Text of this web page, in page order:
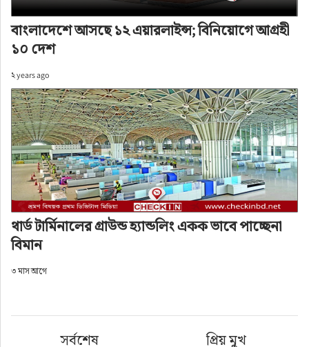
বাংলাদেশে আসছে ১২ এয়ারলাইন্স; বিনিয়োগে আগ্রহী
১০ দেশ
২ years ago
থার্ড টার্মিনালের গ্রাউন্ড হ্যান্ডলিং একক ভাবে পাচ্ছেনা
বিমান
৩ মাস আগে
সর্বশেষ প্রিয় মুখ